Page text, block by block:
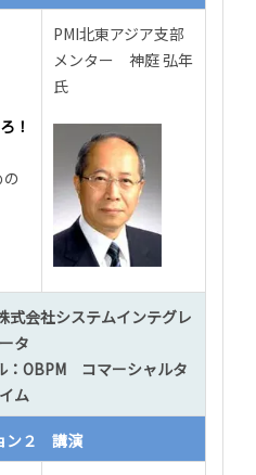
！
PMI北東アジア支部
メンター 神庭 弘年
氏
会社システムインテグレ
ータ
OBPM コマーシャルタ
イム
ン２ 講演